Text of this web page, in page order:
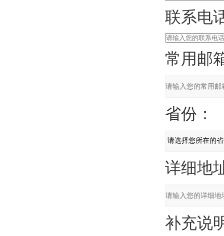
联系电话
常用邮箱
省份：
详细地址
补充说明